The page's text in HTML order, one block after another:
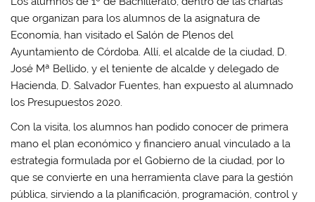
que organizan para los alumnos de la asignatura de
Economía, han visitado el Salón de Plenos del
Ayuntamiento de Córdoba. Allí, el alcalde de la ciudad, D.
José Mª Bellido, y el teniente de alcalde y delegado de
Hacienda, D. Salvador Fuentes, han expuesto al alumnado
los Presupuestos 2020.
Con la visita, los alumnos han podido conocer de primera
mano el plan económico y financiero anual vinculado a la
estrategia formulada por el Gobierno de la ciudad, por lo
que se convierte en una herramienta clave para la gestión
pública, sirviendo a la planificación, programación, control y